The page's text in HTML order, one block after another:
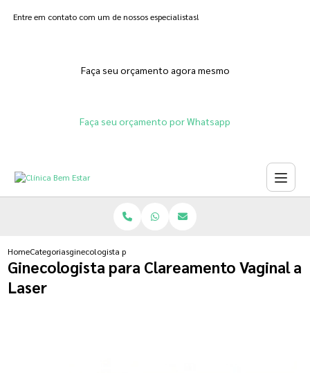
Entre em contato com um de nossos especialistas!
Faça seu orçamento agora mesmo
Faça seu orçamento por Whatsapp
HomeCategoriasginecologista para clareamento vaginal a laser
Ginecologista para Clareamento Vaginal a
Laser